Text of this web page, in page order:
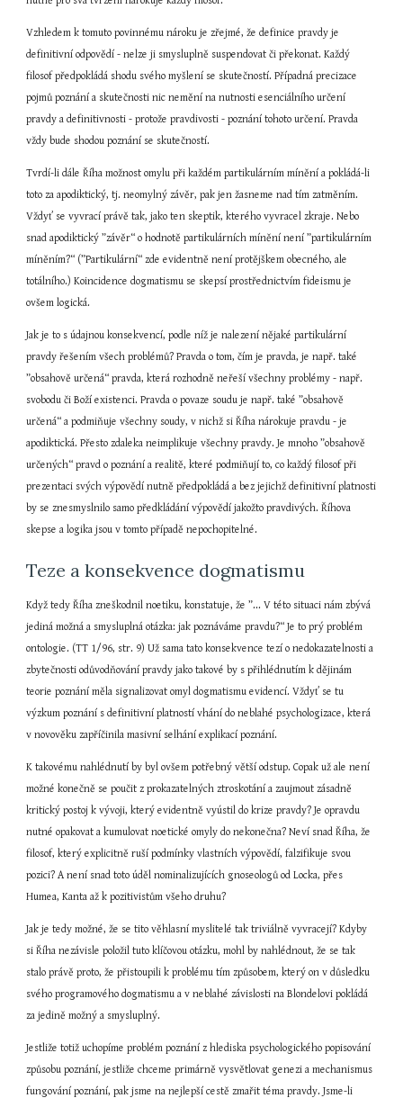
Vzhledem k tomuto povinnému nároku je zřejmé, že definice pravdy je
definitivní odpovědí - nelze ji smysluplně suspendovat či překonat. Každý
filosof předpokládá shodu svého myšlení se skutečností. Případná precizace
pojmů poznání a skutečnosti nic nemění na nutnosti esenciálního určení
pravdy a definitivnosti - protože pravdivosti - poznání tohoto určení. Pravda
vždy bude shodou poznání se skutečností.
Tvrdí-li dále Říha možnost omylu při každém partikulárním mínění a pokládá-li
toto za apodiktický, tj. neomylný závěr, pak jen žasneme nad tím zatměním.
Vždyť se vyvrací právě tak, jako ten skeptik, kterého vyvracel zkraje. Nebo
snad apodiktický ”závěr“ o hodnotě partikulárních mínění není ”partikulárním
míněním?“ (”Partikulární“ zde evidentně není protějškem obecného, ale
totálního.) Koincidence dogmatismu se skepsí prostřednictvím fideismu je
ovšem logická.
Jak je to s údajnou konsekvencí, podle níž je nalezení nějaké partikulární
pravdy řešením všech problémů? Pravda o tom, čím je pravda, je např. také
”obsahově určená“ pravda, která rozhodně neřeší všechny problémy - např.
svobodu či Boží existenci. Pravda o povaze soudu je např. také ”obsahově
určená“ a podmiňuje všechny soudy, v nichž si Říha nárokuje pravdu - je
apodiktická. Přesto zdaleka neimplikuje všechny pravdy. Je mnoho ”obsahově
určených“ pravd o poznání a realitě, které podmiňují to, co každý filosof při
prezentaci svých výpovědí nutně předpokládá a bez jejichž definitivní platnosti
by se znesmyslnilo samo předkládání výpovědí jakožto pravdivých. Říhova
skepse a logika jsou v tomto případě nepochopitelné.
Teze a konsekvence dogmatismu
Když tedy Říha zneškodnil noetiku, konstatuje, že ”... V této situaci nám zbývá
jediná možná a smysluplná otázka: jak poznáváme pravdu?“ Je to prý problém
ontologie. (TT 1/96, str. 9) Už sama tato konsekvence tezí o nedokazatelnosti a
zbytečnosti odůvodňování pravdy jako takové by s přihlédnutím k dějinám
teorie poznání měla signalizovat omyl dogmatismu evidencí. Vždyť se tu
výzkum poznání s definitivní platností vhání do neblahé psychologizace, která
v novověku zapříčinila masivní selhání explikací poznání.
K takovému nahlédnutí by byl ovšem potřebný větší odstup. Copak už ale není
možné konečně se poučit z prokazatelných ztroskotání a zaujmout zásadně
kritický postoj k vývoji, který evidentně vyústil do krize pravdy? Je opravdu
nutné opakovat a kumulovat noetické omyly do nekonečna? Neví snad Říha, že
filosof, který explicitně ruší podmínky vlastních výpovědí, falzifikuje svou
pozici? A není snad toto úděl nominalizujících gnoseologů od Locka, přes
Humea, Kanta až k pozitivistům všeho druhu?
Jak je tedy možné, že se tito věhlasní myslitelé tak triviálně vyvracejí? Kdyby
si Říha nezávisle položil tuto klíčovou otázku, mohl by nahlédnout, že se tak
stalo právě proto, že přistoupili k problému tím způsobem, který on v důsledku
svého programového dogmatismu a v neblahé závislosti na Blondelovi pokládá
za jedině možný a smysluplný.
Jestliže totiž uchopíme problém poznání z hlediska psychologického popisování
způsobu poznání, jestliže chceme primárně vysvětlovat genezi a mechanismus
fungování poznání, pak jsme na nejlepší cestě zmařit téma pravdy. Jsme-li